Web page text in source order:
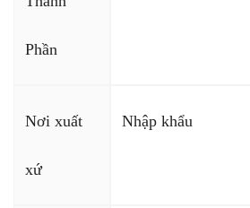
Phần
Nơi xuất
xứ
Nhập khẩu